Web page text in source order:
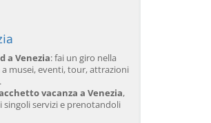
a Venezia: fai un giro nella
musei, eventi, tour, attrazioni
vacanza a Venezia,
singoli servizi e prenotandoli